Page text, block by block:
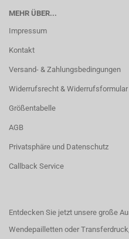
MEHR ÜBER...
Impressum
Kontakt
Versand- & Zahlungsbedingungen
Widerrufsrecht & Widerrufsformular
Größentabelle
AGB
Privatsphäre und Datenschutz
Callback Service
Entdecken Sie jetzt unsere große
Wendepailletten oder